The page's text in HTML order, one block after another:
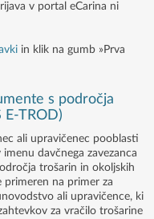
v portal eCarina ni
in klik na gumb »Prva
s področja
TROD)
ali upravičenec pooblasti
davčnega zavezanca
trošarin in okoljskih
na primer za
ali upravičence, ki
za vračilo trošarine